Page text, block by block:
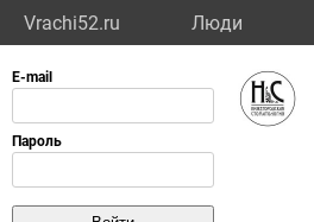
Vrachi52.ru Люди